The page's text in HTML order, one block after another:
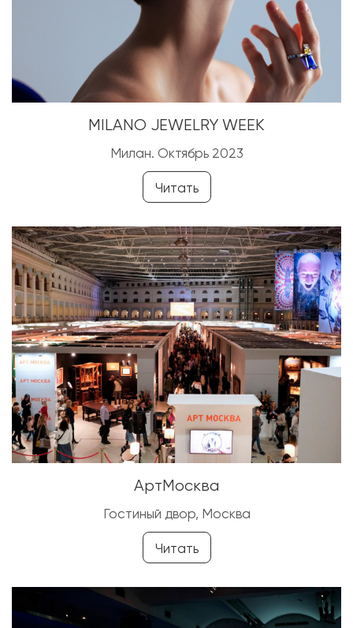
MILANO JEWELRY WEEK
Милан. Октябрь 2023
Читать
АртМосква
Гостиный двор, Москва
Читать